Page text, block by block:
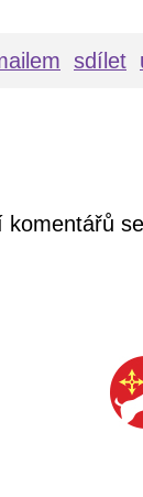
sdílet
komentářů se